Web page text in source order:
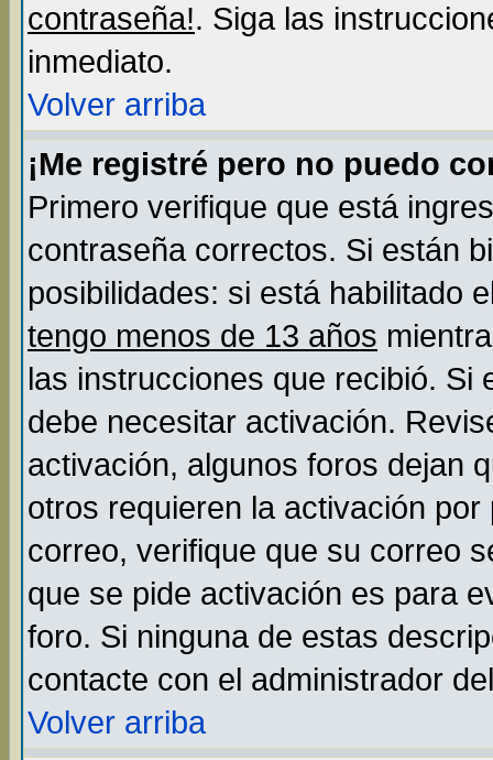
contraseña!. Siga las
inmediato.
Volver arriba
¡Me registré pero no puedo
Primero verifique que está
contraseña correctos. Si están
posibilidades: si está habilitado
tengo menos de 13 años
las instrucciones que recibió. Si
debe necesitar activación.
activación, algunos foros dejan
otros requieren la activación
correo, verifique que su correo
que se pide activación es para
foro. Si ninguna de estas
contacte con el administrador
Volver arriba